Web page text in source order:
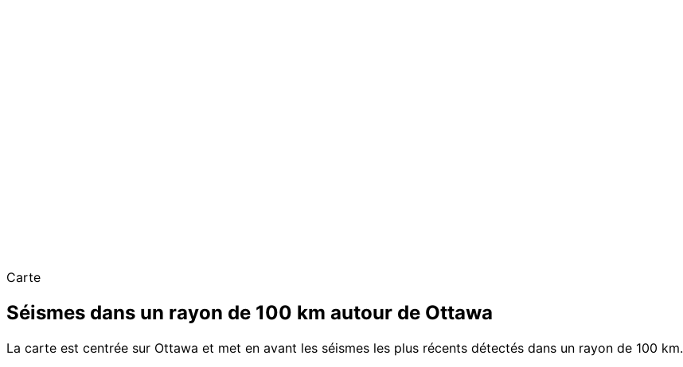
Carte
Séismes dans un rayon de 100 km autour de Ottawa
La carte est centrée sur Ottawa et met en avant les séismes les plus récents détectés dans un rayon de 100 km.